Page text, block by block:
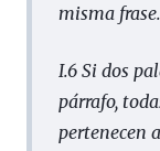
misma frase.
I.6 Si dos
párrafo,
pertenecen